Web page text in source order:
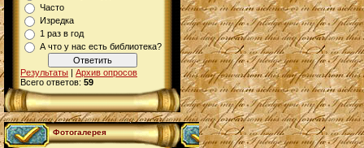
Часто
Изредка
1 раз в год
А что у нас есть библиотека?
Результаты | Архив опросов
Всего ответов: 59
Фотогалерея